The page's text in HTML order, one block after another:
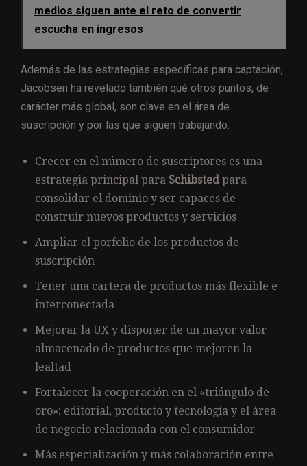
medios siguen ante el reto de convertir
escucha en ingresos
Además de las estrategias específicas para captación,
Jacobsen ha revelado también qué otros puntos, de
carácter más global, son clave en el área de
suscripción y por las que siguen trabajando:
Crecer en el número de suscriptores es una
estrategia principal para Schibsted para
consolidar el dominio y ser capaces de
construir nuevos productos y servicios
Ampliar el porfolio de los productos de
suscripción
Tener una cartera de productos más flexible e
interconectada
Mejorar la UX y disponer de un mayor valor
almacenado de productos que mejoren la
lealtad
Fortalecer la cooperación en el «triángulo de
oro»: editorial, producto y tecnología y el área
de negocio relacionada con el consumidor
Más especialización y más colaboración entre